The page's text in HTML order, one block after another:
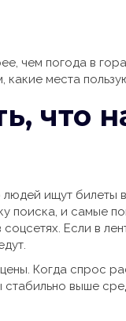
чем погода в
какие места
что
ищут билеты
поиска, и самые
Если в
Когда спрос
стабильно выше